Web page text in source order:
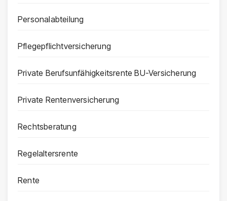
Personalabteilung
Pflegepflichtversicherung
Private Berufsunfähigkeitsrente BU-Versicherung
Private Rentenversicherung
Rechtsberatung
Regelaltersrente
Rente